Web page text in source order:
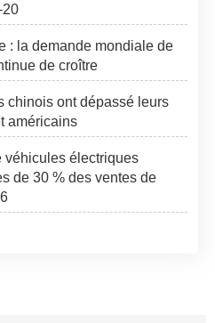
: la demande mondiale de
de croître
chinois ont dépassé leurs
américains
véhicules électriques
de 30 % des ventes de